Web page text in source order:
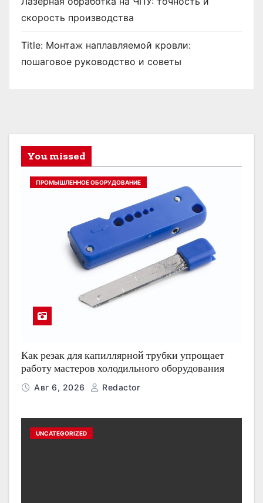
скорость производства
Title: Монтаж наплавляемой кровли:
пошаговое руководство и советы
You missed
ПРОМЫШЛЕННОЕ ОБОРУДОВАНИЕ
Как резак для капиллярной трубки упрощает
работу мастеров холодильного оборудования
Авг 6, 2026 Redactor
UNCATEGORIZED